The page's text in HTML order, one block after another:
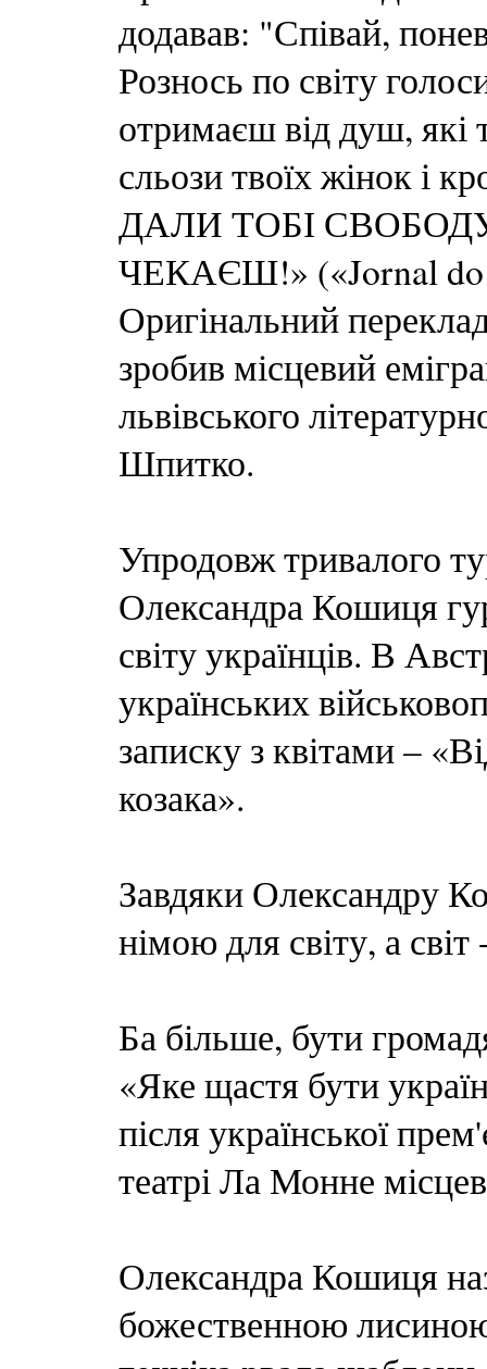
додавав: "Співай,
Рознось по світу
отримаєш від душ, які
сльози твоїх жінок і
ДАЛИ ТОБІ
ЧЕКАЄШ!» («Jornal do
Оригінальний
зробив місцевий
львівського
Шпитко.
Упродовж тривалого
Олександра Кошиця
світу українців. В
українських
записку з квітами –
козака».
Завдяки Олександру
німою для світу, а
Ба більше, бути
«Яке щастя бути
після української
театрі Ла Монне
Олександра Кошиця
божественною